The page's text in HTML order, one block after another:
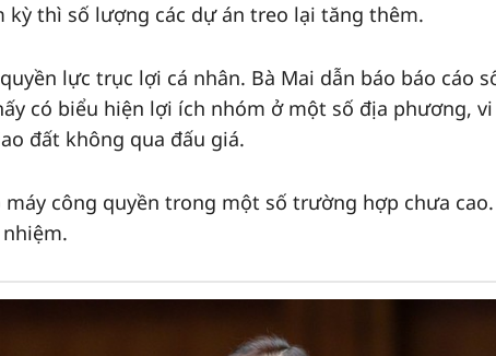
thì số lượng các dự án treo lại tăng thêm.
lực trục lợi cá nhân. Bà Mai dẫn báo báo cáo
có biểu hiện lợi ích nhóm ở một số địa phương, vi
đất không qua đấu giá.
công quyền trong một số trường hợp chưa cao.